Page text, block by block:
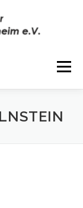
Menü